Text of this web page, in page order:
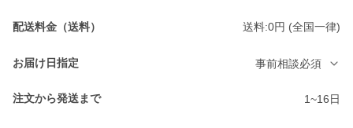
配送料金（送料） 送料:0円 (全国一律)
お届け日指定 事前相談必須
注文から発送まで 1~16日